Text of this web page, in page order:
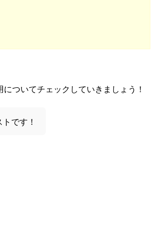
ついてチェックしていきましょう！
です！